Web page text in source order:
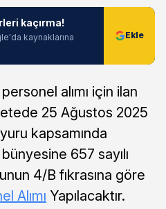
kaçırma!
kaynaklarına
alımı için ilan
25 Ağustos 2025
kapsamında
657 sayılı
4/B fıkrasına göre
Alımı Yapılacaktır.